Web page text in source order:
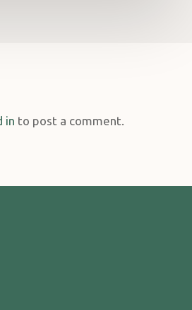
in to post a comment.